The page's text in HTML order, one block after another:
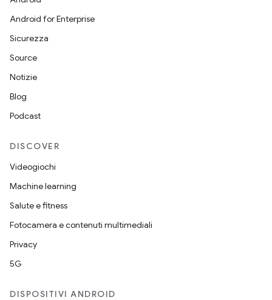
Android for Enterprise
Sicurezza
Source
Notizie
Blog
Podcast
DISCOVER
Videogiochi
Machine learning
Salute e fitness
Fotocamera e contenuti multimediali
Privacy
5G
DISPOSITIVI ANDROID